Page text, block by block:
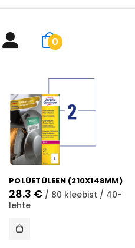
0
POLÜETÜLEEN (210X148MM)
28.3 € / 80 kleebist / 40-
lehte